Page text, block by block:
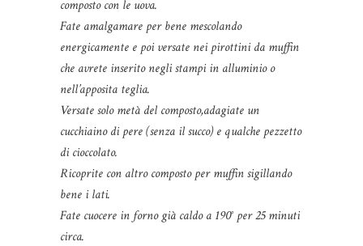
composto con le uova.
Fate amalgamare per bene mescolando
energicamente e poi versate nei pirottini da muffin
che avrete inserito negli stampi in alluminio o
nell’apposita teglia.
Versate solo metà del composto,adagiate un
cucchiaino di pere (senza il succo) e qualche pezzetto
di cioccolato.
Ricoprite con altro composto per muffin sigillando
bene i lati.
Fate cuocere in forno già caldo a 190° per 25 minuti
circa.